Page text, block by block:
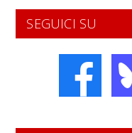
SEGUICI SU